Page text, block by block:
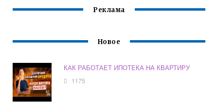
Реклама
Новое
КАК РАБОТАЕТ ИПОТЕКА НА КВАРТИРУ
1175